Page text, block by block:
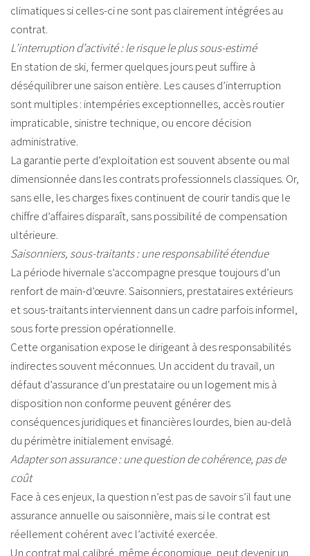
climatiques si celles-ci ne sont pas clairement intégrées au
contrat.
L’interruption d’activité : le risque le plus sous-estimé
En station de ski, fermer quelques jours peut suffire à
déséquilibrer une saison entière. Les causes d’interruption
sont multiples : intempéries exceptionnelles, accès routier
impraticable, sinistre technique, ou encore décision
administrative.
La garantie perte d’exploitation est souvent absente ou mal
dimensionnée dans les contrats professionnels classiques. Or,
sans elle, les charges fixes continuent de courir tandis que le
chiffre d’affaires disparaît, sans possibilité de compensation
ultérieure.
Saisonniers, sous-traitants : une responsabilité étendue
La période hivernale s’accompagne presque toujours d’un
renfort de main-d’œuvre. Saisonniers, prestataires extérieurs
et sous-traitants interviennent dans un cadre parfois informel,
sous forte pression opérationnelle.
Cette organisation expose le dirigeant à des responsabilités
indirectes souvent méconnues. Un accident du travail, un
défaut d’assurance d’un prestataire ou un logement mis à
disposition non conforme peuvent générer des
conséquences juridiques et financières lourdes, bien au-delà
du périmètre initialement envisagé.
Adapter son assurance : une question de cohérence, pas de
coût
Face à ces enjeux, la question n’est pas de savoir s’il faut une
assurance annuelle ou saisonnière, mais si le contrat est
réellement cohérent avec l’activité exercée.
Un contrat mal calibré, même économique, peut devenir un